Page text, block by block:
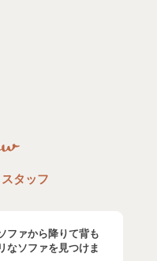
スタッフ
ファから降りて背も
なソファを見つけま